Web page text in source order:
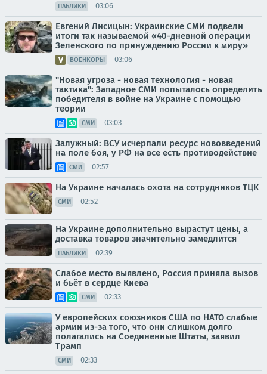
ПАБЛИКИ 03:06
Евгений Лисицын: Украинские СМИ подвели
итоги так называемой «40-дневной операции
Зеленского по принуждению России к миру»
ВОЕНКОРЫ 03:06
"Новая угроза - новая технология - новая
тактика": Западное СМИ попыталось определить
победителя в войне на Украине с помощью
теории
СМИ 03:03
Залужный: ВСУ исчерпали ресурс нововведений
на поле боя, у РФ на все есть противодействие
СМИ 02:57
На Украине началась охота на сотрудников ТЦК
СМИ 02:52
На Украине дополнительно вырастут цены, а
доставка товаров значительно замедлится
ПАБЛИКИ 02:39
Слабое место выявлено, Россия приняла вызов
и бьёт в сердце Киева
СМИ 02:33
У европейских союзников США по НАТО слабые
армии из-за того, что они слишком долго
полагались на Соединенные Штаты, заявил
Трамп
СМИ 02:33